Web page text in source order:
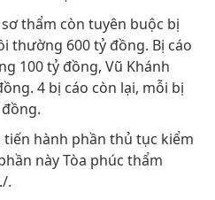
thẩm còn tuyên buộc bị
thường 600 tỷ đồng. Bị cáo
100 tỷ đồng, Vũ Khánh
4 bị cáo còn lại, mỗi bị
tiến hành phần thủ tục kiểm
này Tòa phúc thẩm
.